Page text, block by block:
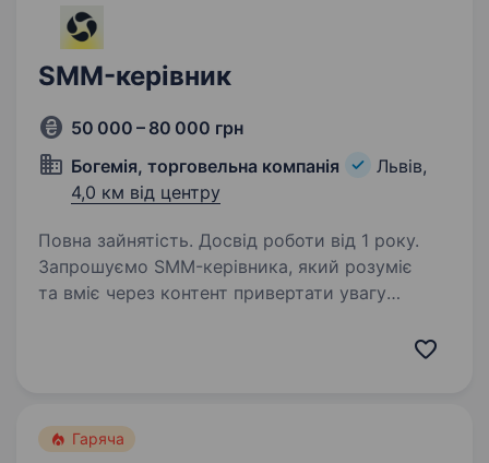
SMM-керівник
50 000 – 80 000 грн
Богемія, торговельна компанія
Львів,
4,0 км від центру
Повна зайнятість. Досвід роботи від 1 року.
Запрошуємо SMM-керівника, який розуміє
та вміє через контент привертати увагу
та впливати на кількість звернень за якими
Гаряча